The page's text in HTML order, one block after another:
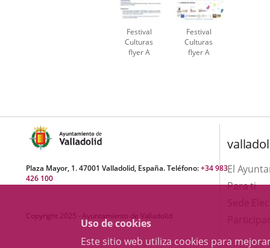
Uso de cookies
Este sitio web utiliza cookies para
Festival
Culturas
flyer A
Festival
Culturas
flyer A
Plaza Mayor, 1. 47001 Valladolid, España. Teléfono:+34 983
426 100
Copyright 2025 - Ayuntamiento de Valladolid
El
Para ti